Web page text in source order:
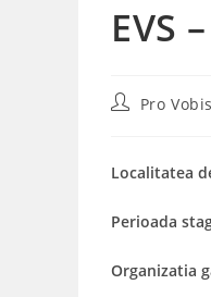
EVS
PostPro Vobis
Localitatea
Perioada
Organizatia